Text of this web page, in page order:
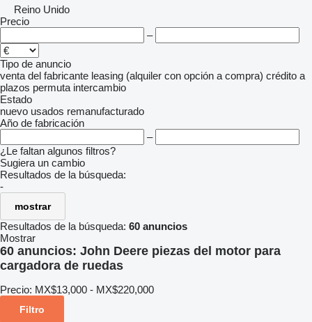
Reino Unido
Precio
–
Tipo de anuncio
venta del fabricante leasing (alquiler con opción a compra) crédito a
plazos permuta intercambio
Estado
nuevo usados remanufacturado
Año de fabricación
–
¿Le faltan algunos filtros?
Sugiera un cambio
Resultados de la búsqueda:
-
mostrar
Resultados de la búsqueda: 60 anuncios
Mostrar
60 anuncios: John Deere piezas del motor para
cargadora de ruedas
Precio: MX$13,000 - MX$220,000
Filtro